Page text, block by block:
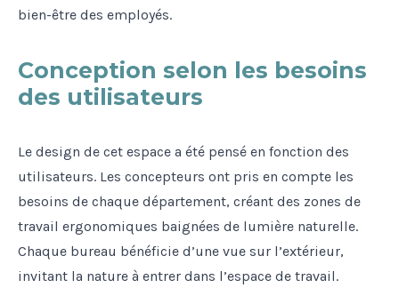
bien-être des employés.
Conception selon les besoins
des utilisateurs
Le design de cet espace a été pensé en fonction des
utilisateurs. Les concepteurs ont pris en compte les
besoins de chaque département, créant des zones de
travail ergonomiques baignées de lumière naturelle.
Chaque bureau bénéficie d’une vue sur l’extérieur,
invitant la nature à entrer dans l’espace de travail.